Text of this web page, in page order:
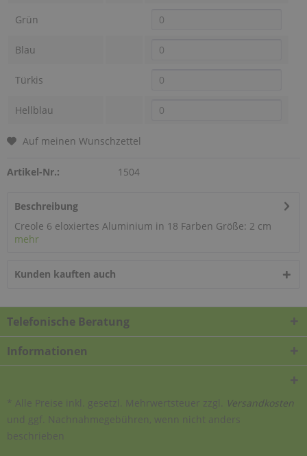
Grün
Blau
Türkis
Hellblau
Auf meinen Wunschzettel
Artikel-Nr.: 1504
Beschreibung
Creole 6 eloxiertes Aluminium in 18 Farben Größe: 2 cm
mehr
Kunden kauften auch
Telefonische Beratung
Informationen
* Alle Preise inkl. gesetzl. Mehrwertsteuer zzgl.
Versandkosten
und ggf. Nachnahmegebühren, wenn nicht anders
beschrieben